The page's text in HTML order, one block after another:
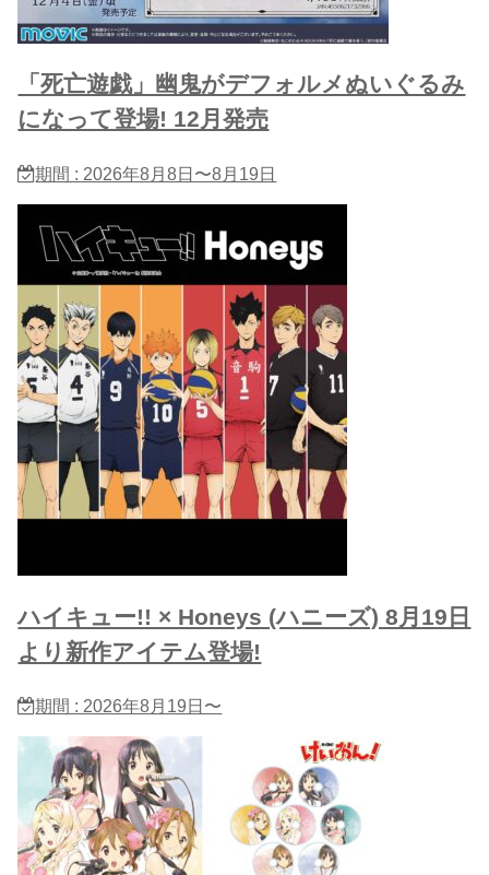
「死亡遊戯」幽鬼がデフォルメぬいぐるみ
になって登場! 12月発売
期間 : 2026年8月8日〜8月19日
ハイキュー!! × Honeys (ハニーズ) 8月19日
より新作アイテム登場!
期間 : 2026年8月19日〜